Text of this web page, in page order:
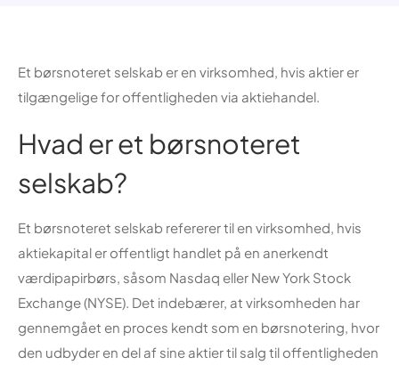
Et børsnoteret selskab er en virksomhed, hvis aktier er
tilgængelige for offentligheden via aktiehandel.
Hvad er et børsnoteret
selskab?
Et børsnoteret selskab refererer til en virksomhed, hvis
aktiekapital er offentligt handlet på en anerkendt
værdipapirbørs, såsom Nasdaq eller New York Stock
Exchange (NYSE). Det indebærer, at virksomheden har
gennemgået en proces kendt som en børsnotering, hvor
den udbyder en del af sine aktier til salg til offentligheden